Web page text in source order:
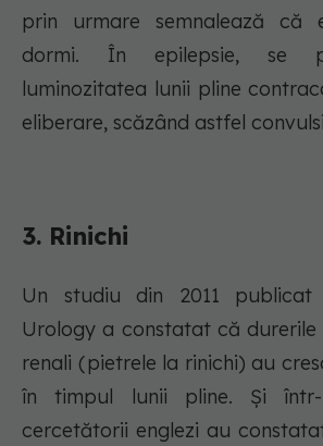
prin urmare semnalează că
dormi. În epilepsie, se
luminozitatea lunii pline
eliberare, scăzând astfel
3. Rinichi
Un studiu din 2011
Urology a constatat că
renali (pietrele la rinichi) au
în timpul lunii pline. Și
cercetătorii englezi au